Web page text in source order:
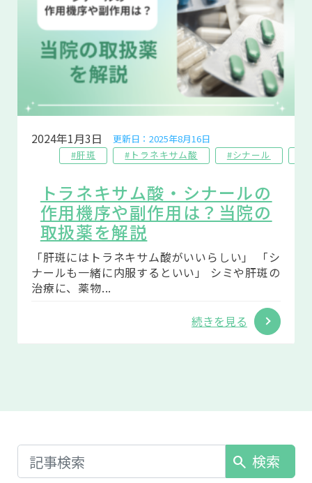
2024年1月3日
更新日：2025年8月16日
#肝斑
#トラネキサム酸 #シナール
トラネキサム酸・シナールの
作用機序や副作用は？当院の
取扱薬を解説
「肝斑にはトラネキサム酸がいいらしい」 「シ
ナールも一緒に内服するといい」 シミや肝斑の
治療に、薬物...
続きを見る
search 検索